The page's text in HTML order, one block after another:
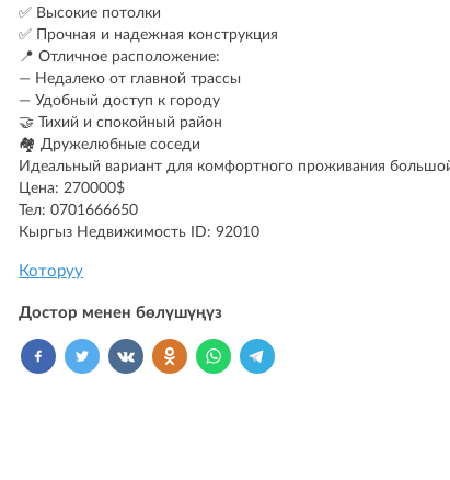
✅ Высокие потолки
✅ Прочная и надежная конструкция
📍 Отличное расположение:
— Недалеко от главной трассы
— Удобный доступ к городу
🤝 Тихий и спокойный район
🏘️ Дружелюбные соседи
Идеальный вариант для комфортного проживания
Цена: 270000$
Тел: 0701666650
Кыргыз Недвижимость ID: 92010
Которуу
Достор менен бөлүшүңүз